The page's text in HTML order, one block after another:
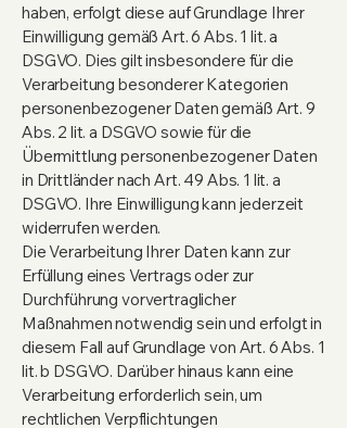
haben, erfolgt diese auf Grundlage Ihrer
Einwilligung gemäß Art. 6 Abs. 1 lit. a
DSGVO. Dies gilt insbesondere für die
Verarbeitung besonderer Kategorien
personenbezogener Daten gemäß Art. 9
Abs. 2 lit. a DSGVO sowie für die
Übermittlung personenbezogener Daten
in Drittländer nach Art. 49 Abs. 1 lit. a
DSGVO. Ihre Einwilligung kann jederzeit
widerrufen werden.
Die Verarbeitung Ihrer Daten kann zur
Erfüllung eines Vertrags oder zur
Durchführung vorvertraglicher
Maßnahmen notwendig sein und erfolgt in
diesem Fall auf Grundlage von Art. 6 Abs. 1
lit. b DSGVO. Darüber hinaus kann eine
Verarbeitung erforderlich sein, um
rechtlichen Verpflichtungen